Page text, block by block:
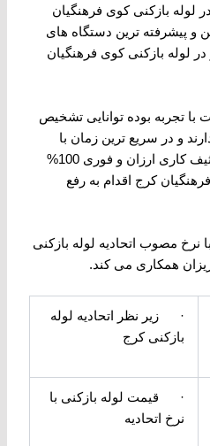
لوله بازکنی کوی فرهنگیان
و پیشرفته ترین دستگاه های
لوله بازکنی کوی فرهنگیان
تجربه بوده توانایی تشخیص
و در سریع ترین زمان با
رعایت کامل بهداشت بدون کثیف کاری ارزان و فوری 100%
کرج اقدام به رفع
نرخ مصوب اتحادیه لوله بازکنی
همکاری می کند.
· زیر نظر اتحادیه لوله
بازکنی کرج
· قیمت لوله بازکنی با
نرخ اتحادیه